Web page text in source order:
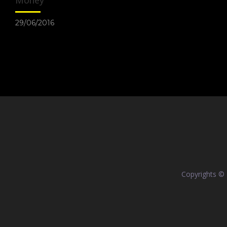
29/06/2016
Copyrights ©